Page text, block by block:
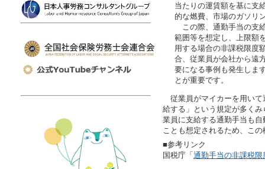
当たりの運賃額を基に支
的な燃費、市場のガソリ
この際、通勤手当の支
範囲等を想定し、上限額
用する場合の非課税限度
合、従業員が会社から遠
要になる事例も発生しま
とが重要です。
従業員がマイカーを用いて
給する」という規定が多く
業員に支給する通勤手当も
ことも想定されるため、こ
■参考リンク
国税庁「 通勤手当の非課税